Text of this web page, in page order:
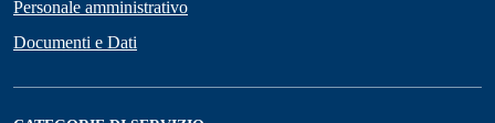
Personale amministrativo
Documenti e Dati